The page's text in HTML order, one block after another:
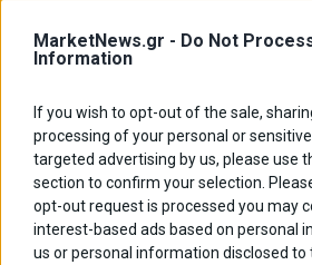
MarketNews.gr - Do Not
Information
If you wish to opt-out of the sale,
processing of your personal or
targeted advertising by us, please use
section to confirm your selection.
opt-out request is processed you may
interest-based ads based on personal
us or personal information disclosed to